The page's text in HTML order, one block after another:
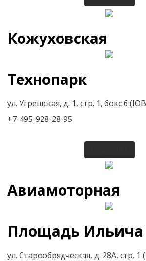
Кожуховская
Технопарк
ул. Угрешская, д. 1, стр. 1, бокс 6
+7-495-928-28-95
Авиамоторная
Площадь Ильича
ул. Старообрядческая, д. 28А, стр. 1